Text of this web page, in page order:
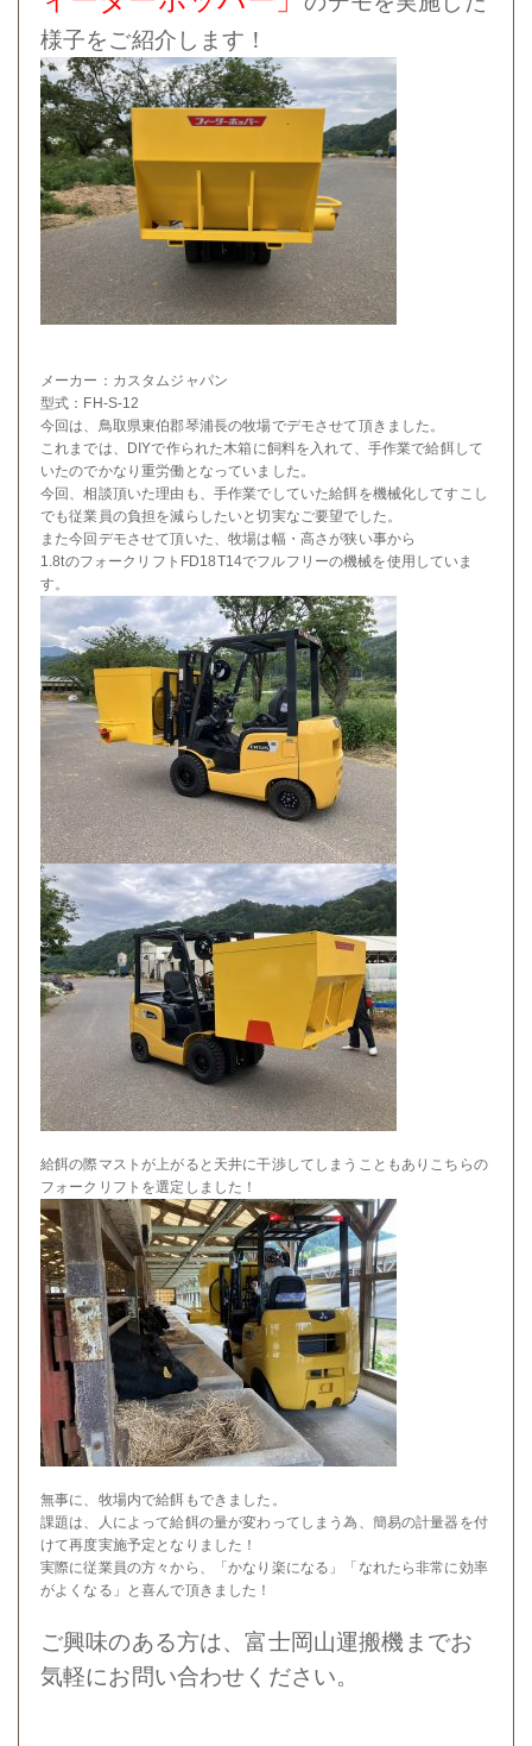
様子をご紹介します！
メーカー：カスタムジャパン
型式：FH-S-12
今回は、鳥取県東伯郡琴浦長の牧場でデモさせて頂きました。
これまでは、DIYで作られた木箱に飼料を入れて、手作業で給餌して
いたのでかなり重労働となっていました。
今回、相談頂いた理由も、手作業でしていた給餌を機械化してすこし
でも従業員の負担を減らしたいと切実なご要望でした。
また今回デモさせて頂いた、牧場は幅・高さが狭い事から
1.8tのフォークリフトFD18T14でフルフリーの機械を使用していま
す。
給餌の際マストが上がると天井に干渉してしまうこともありこちらの
フォークリフトを選定しました！
無事に、牧場内で給餌もできました。
課題は、人によって給餌の量が変わってしまう為、簡易の計量器を付
けて再度実施予定となりました！
実際に従業員の方々から、「かなり楽になる」「なれたら非常に効率
がよくなる」と喜んで頂きました！
ご興味のある方は、富士岡山運搬機までお
気軽にお問い合わせください。